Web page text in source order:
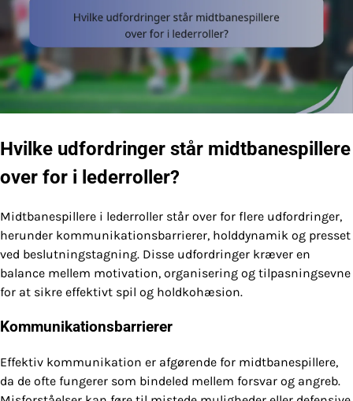
Hvilke udfordringer står midtbanespillere
over for i lederroller?
Midtbanespillere i lederroller står over for flere udfordringer,
herunder kommunikationsbarrierer, holddynamik og presset
ved beslutningstagning. Disse udfordringer kræver en
balance mellem motivation, organisering og tilpasningsevne
for at sikre effektivt spil og holdkohæsion.
Kommunikationsbarrierer
Effektiv kommunikation er afgørende for midtbanespillere,
da de ofte fungerer som bindeled mellem forsvar og angreb.